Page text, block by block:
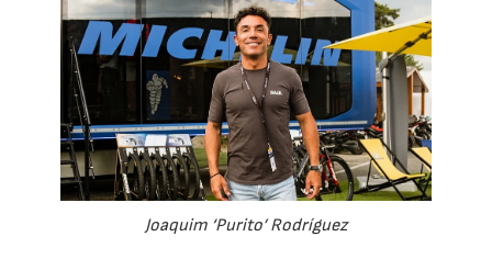
Joaquim ‘Purito’ Rodríguez